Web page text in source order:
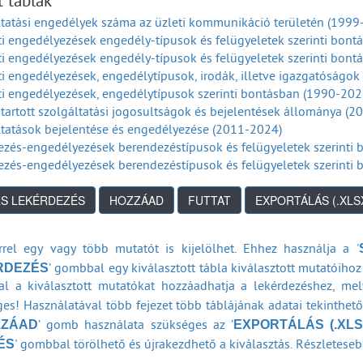
hírközlési biztoshoz érkezett panaszok média terület szerint
vagy észlelt rádió-műsorvételi zavarok a panaszokok szerint
vagy észlelt TV-műsorvételi zavarok a panaszokok szerint
hatáskörébe tartozó médiahatósági ügyek (2011-2026)
tartozó médiahatósági ügyek (2011-2026)
eljárások száma a hírközlési területen (2018-2026)
eljárások megoszlása az ügy tárgya szerint a hírközlési
engedélyezési adatai - kiadott okiratok száma (2021-2026)
rendelkező műsorszóró adóállomások száma az év végén
hírközlési építmények engedélyezése, bejelentése
hírközlési építmény engedélyezés ellenőrzéseinek száma
általános szerződési feltételek és módosítása (2023-
engedélyezése (2022-2026)
rádióengedélyek száma (2022-2026)
szolgáltatási jogosultságok és bejelentések állománya
bejelentése és engedélyezése (2025-2026)
engedélyek száma az üzleti kommunikáció területén
engedélyezések engedély-típusok és felügyeletek szerinti
engedélyezések engedély-típusok és felügyeletek szerinti
engedélyezések, engedélytípusok, irodák, illetve
engedélyezések, engedélytípusok szerinti bontásban (1990-
szolgáltatási jogosultságok és bejelentések állománya
bejelentése és engedélyezése (2011-2024)
engedélyezések berendezéstípusok és felügyeletek szerinti
engedélyezések berendezéstípusok és felügyeletek szerinti
engedélyezés szolgáltatástípusok és felügyeletek szerinti
bejelentése (2002-2007)
szolgáltatók száma a szolgáltatás típusa szerint (Nyilvános
szolgáltatók száma a szolgáltatás típusa szerint (Nyilvános
szolgáltatók száma a szolgáltatás típusa szerint (Nem
szolgáltatók száma a szolgáltatás típusa szerint (Zárt
szolgáltatók száma a szolgáltatás típusa szerint (Nem
szolgáltatók száma a szolgáltatás típusa szerint (összes
egy vagy több mutatót is kijelölhet. Ehhez használja a '
’ gombbal egy kiválasztott tábla kiválasztott
a kiválasztott mutatókat hozzáadhatja a lekérdezéshez,
Használatával több fejezet több táblájának adatai
’ gomb használata szükséges az ’EXPORTÁLÁS
' gombbal törölhető és újrakezdhető a kiválasztás.